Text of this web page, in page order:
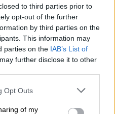
to third parties prior to
opt-out of the further
by third parties on the
This information may
parties on the IAB’s List of
further disclose it to other
uses one or more Google
behaviour. You may click to
Opt Outs
of my
video